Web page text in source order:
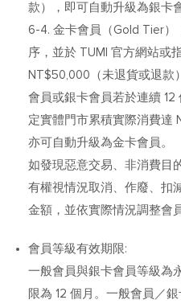
款），即可自動升級為銀卡
6-4. 金卡會員（Gold Tier）
序，並於 TUMI 官方網站或
NT$50,000（未退貨或退款
會員或銀卡會員若於連續 12
定實體門市累積實際消費達
亦可自動升級為金卡會員。
如發現惡意交易、非消費目
有權視情況取消、作廢、扣
金額，並依實際情況調整會
會員等級有效期限:
一般會員與銀卡會員等級為
限為 12 個月。一般會員／